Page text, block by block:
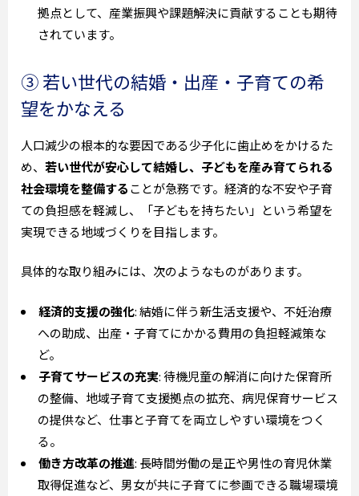
拠点として、産業振興や課題解決に貢献することも期待
されています。
③ 若い世代の結婚・出産・子育ての希
望をかなえる
人口減少の根本的な要因である少子化に歯止めをかけるた
め、 若い世代が安心して結婚し、子どもを産み育てられる
社会環境を整備することが急務です。経済的な不安や子育
ての負担感を軽減し、「子どもを持ちたい」という希望を
実現できる地域づくりを目指します。
具体的な取り組みには、次のようなものがあります。
経済的支援の強化: 結婚に伴う新生活支援や、不妊治療
への助成、出産・子育てにかかる費用の負担軽減策な
ど。
子育てサービスの充実: 待機児童の解消に向けた保育所
の整備、地域子育て支援拠点の拡充、病児保育サービス
の提供など、仕事と子育てを両立しやすい環境をつく
る。
働き方改革の推進: 長時間労働の是正や男性の育児休業
取得促進など、男女が共に子育てに参画できる職場環境